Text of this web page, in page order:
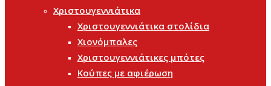
Χριστουγεννιάτικα
Χριστουγεννιάτικα στολίδια
Χιονόμπαλες
Χριστουγεννιάτικες μπότες
Κούπες με αφιέρωση